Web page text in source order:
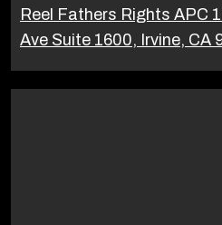
Reel Fathers Rights APC
Ave Suite 1600, Irvine, CA